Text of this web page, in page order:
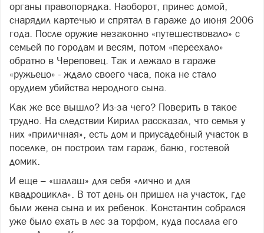
органы правопорядка. Наоборот, принес домой,
снарядил картечью и спрятал в гараже до июня 2006
года. После оружие незаконно «путешествовало» с
семьей по городам и весям, потом «переехало»
обратно в Череповец. Так и лежало в гараже
«ружьецо» - ждало своего часа, пока не стало
орудием убийства неродного сына.
Как же все вышло? Из-за чего? Поверить в такое
трудно. На следствии Кирилл рассказал, что семья у
них «приличная», есть дом и приусадебный участок в
поселке, он построил там гараж, баню, гостевой
домик.
И еще – «шалаш» для себя «лично и для
квадроцикла». В тот день он пришел на участок, где
были жена сына и их ребенок. Константин собрался
уже было ехать в лес за торфом, куда послала его